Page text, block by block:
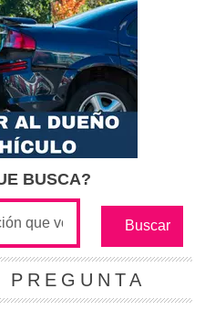
BUSCA?
PREGUNTA